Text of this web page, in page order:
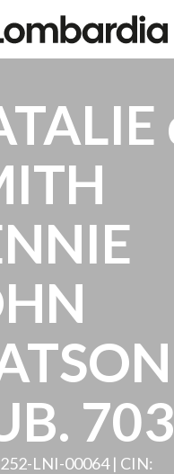
LNI-00064 | CIN: